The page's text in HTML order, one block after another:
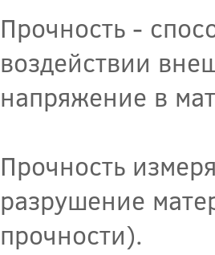
Прочность -
воздействии
напряжение в
Прочность
разрушение
прочности).